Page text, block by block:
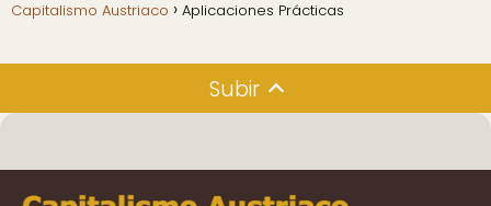
Capitalismo Austriaco Aplicaciones Prácticas
Subir